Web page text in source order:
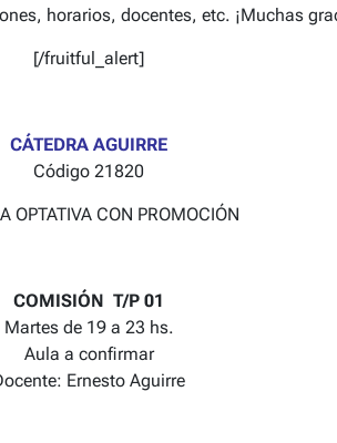
horarios, docentes, etc. ¡Muchas
[/fruitful_alert]
CÁTEDRA AGUIRRE
Código 21820
OPTATIVA CON PROMOCIÓN
COMISIÓN T/P 01
Martes de 19 a 23 hs.
Aula a confirmar
Ernesto Aguirre